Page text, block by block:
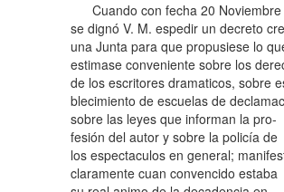
Cuando con fecha 20 Noviembre
se dignó V. M. espedir un decreto
una Junta para que propusiese lo
estimase conveniente sobre los
de los escritores dramaticos, sobre
blecimiento de escuelas de
sobre las leyes que informan la pro-
fesión del autor y sobre la policía de
los espectaculos en general;
claramente cuan convencido estaba